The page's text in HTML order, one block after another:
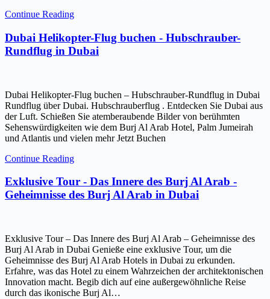
Continue Reading
Dubai Helikopter-Flug buchen - Hubschrauber-
Rundflug in Dubai
Dubai Helikopter-Flug buchen – Hubschrauber-Rundflug in Dubai
Rundflug über Dubai. Hubschrauberflug . Entdecken Sie Dubai aus
der Luft. Schießen Sie atemberaubende Bilder von berühmten
Sehenswürdigkeiten wie dem Burj Al Arab Hotel, Palm Jumeirah
und Atlantis und vielen mehr Jetzt Buchen
Continue Reading
Exklusive Tour - Das Innere des Burj Al Arab -
Geheimnisse des Burj Al Arab in Dubai
Exklusive Tour – Das Innere des Burj Al Arab – Geheimnisse des
Burj Al Arab in Dubai Genieße eine exklusive Tour, um die
Geheimnisse des Burj Al Arab Hotels in Dubai zu erkunden.
Erfahre, was das Hotel zu einem Wahrzeichen der architektonischen
Innovation macht. Begib dich auf eine außergewöhnliche Reise
durch das ikonische Burj Al…